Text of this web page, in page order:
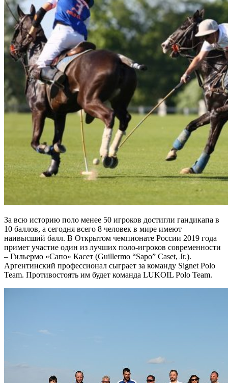
За всю историю поло менее 50 игроков достигли гандикапа в
10 баллов, а сегодня всего 8 человек в мире имеют
наивысший балл. В Открытом чемпионате России 2019 года
примет участие один из лучших поло-игроков современности
– Гильермо «Сапо» Касет (Guillermo “Sapo” Caset, Jr.).
Аргентинский профессионал сыграет за команду Signet Polo
Team. Противостоять им будет команда LUKOIL Polo Team.